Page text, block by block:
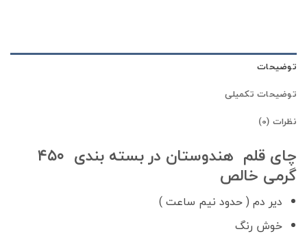
توضیحات
توضیحات تکمیلی
نظرات (0)
چای قلم هندوستان در بسته بندی ۴۵۰
گرمی خالص
دیر دم ( حدود نیم ساعت )
خوش رنگ